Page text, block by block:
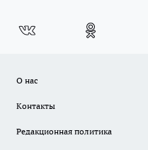
О нас
Контакты
Редакционная политика